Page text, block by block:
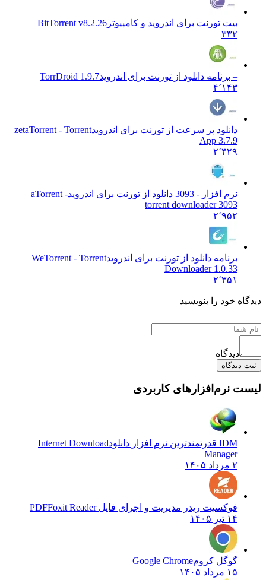
بیت تورنت برای اندروید و کامپیوتر BitTorrent v8.2.26
۳۳۲
– برنامه دانلود از تورنت برای اندرویدTorrDroid 1.9.7
۴٬۱۴۳
دانلود پر سرعت از تورنت برای اندرویدzetaTorrent - Torrent
App 3.7.9
۲٬۴۲۹
نرم افزار - 3093 دانلود از تورنت برای اندروید
aTorrent -
torrent downloader 3093
۲٬۹۵۲
برنامه دانلود از تورنت برای اندرویدWeTorrent - Torrent
Downloader 1.0.33
۲٬۳۵۱
دیدگاه خود را بنویسید
دیدگاه
ثبت دیدگاه
لیست نرم‌افزارهای کاربردی
IDM قدرتمندترین نرم افزار دانلود
Internet Download
Manager
۲ مرداد ۱۴۰۵
فوکسیت ریدر مدیریت و اجرای فایل PDFFoxit Reader
۱۴ تیر ۱۴۰۵
گوگل کرومGoogle Chrome
۱۵ مرداد ۱۴۰۵